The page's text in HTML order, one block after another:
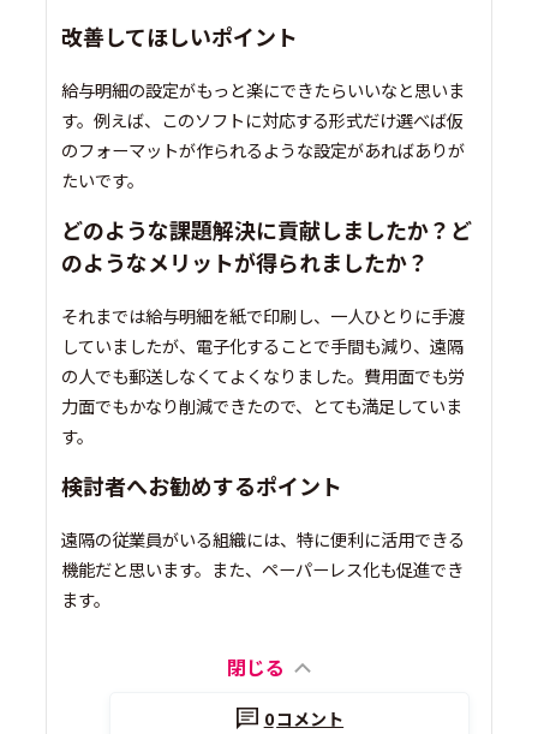
改善してほしいポイント
給与明細の設定がもっと楽にできたらいいなと思いま
す。例えば、このソフトに対応する形式だけ選べば仮
のフォーマットが作られるような設定があればありが
たいです。
どのような課題解決に貢献しましたか？ど
のようなメリットが得られましたか？
それまでは給与明細を紙で印刷し、一人ひとりに手渡
していましたが、電子化することで手間も減り、遠隔
の人でも郵送しなくてよくなりました。費用面でも労
力面でもかなり削減できたので、とても満足していま
す。
検討者へお勧めするポイント
遠隔の従業員がいる組織には、特に便利に活用できる
機能だと思います。また、ペーパーレス化も促進でき
ます。
閉じる
0コメント